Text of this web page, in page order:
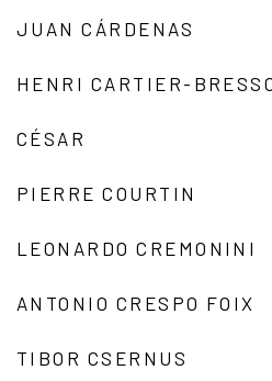
JUAN CÁRDENAS
HENRI CARTIER-
CÉSAR
PIERRE COURTIN
LEONARDO CREMONINI
ANTONIO CRESPO FOIX
TIBOR CSERNUS